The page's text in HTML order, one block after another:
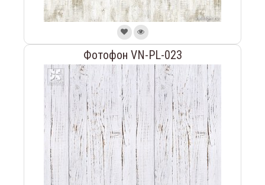
Фотофон VN-PL-023